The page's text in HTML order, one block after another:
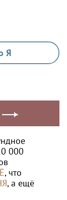
Я
000
, что
, а ещё